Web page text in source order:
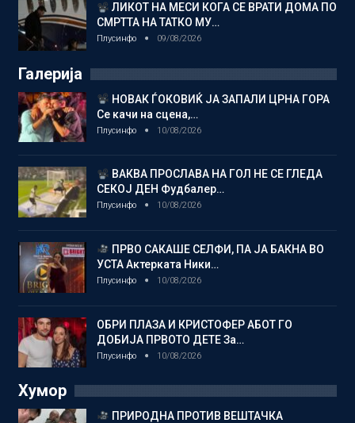
ЛИКОТ НА МЕСИ КОГА СЕ ВРАТИ ДОМА ПО
СМРТТА НА ТАТКО МУ…
Плусинфо 09/08/2026
Галерија
НОВАК ЃОКОВИЌ ЈА ЗАПАЛИ ЦРНА ГОРА
Се качи на сцена,…
Плусинфо 10/08/2026
ВАКВА ПРОСЛАВА НА ГОЛ НЕ СЕ ГЛЕДА
СЕКОЈ ДЕН Фудбалер…
Плусинфо 10/08/2026
ПРВО САКАШЕ СЕЛФИ, ПА ЈА БАКНА ВО
УСТА Актерката Ники…
Плусинфо 10/08/2026
ОБРИ ПЛАЗА И КРИСТОФЕР АБОТ ГО
ДОБИЈА ПРВОТО ДЕТЕ За…
Плусинфо 10/08/2026
Хумор
ПРИРОДНА ПРОТИВ ВЕШТАЧКА